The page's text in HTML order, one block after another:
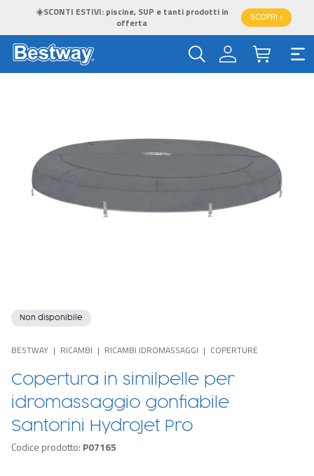
☀️SCONTI ESTIVI: piscine, SUP e tanti prodotti in
offerta
SCOPRI >
Non disponibile
BESTWAY RICAMBI RICAMBI IDROMASSAGGI COPERTURE
Copertura in similpelle per
idromassaggio gonfiabile
Santorini HydroJet Pro
Codice prodotto: P07165